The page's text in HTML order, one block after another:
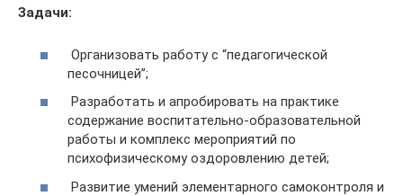
Задачи:
Организовать работу с “педагогической
песочницей”;
Разработать и апробировать на практике
содержание воспитательно-образовательной
работы и комплекс мероприятий по
психофизическому оздоровлению детей;
Развитие умений элементарного самоконтроля и